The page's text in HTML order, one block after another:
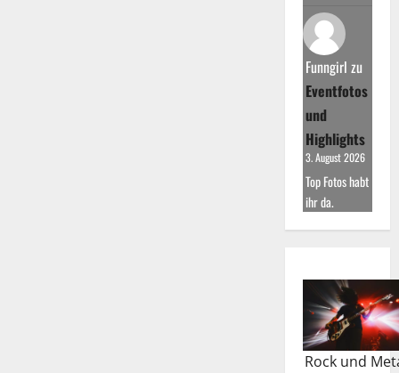
Funngirl zu
Eventfotos
und
Highlights
3. August 2026
Top Fotos habt
ihr da.
Rock und